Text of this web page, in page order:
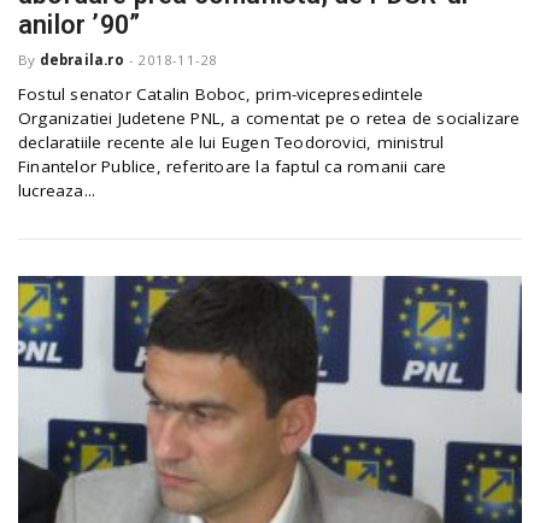
anilor ’90”
By debraila.ro - 2018-11-28
Fostul senator Catalin Boboc, prim-vicepresedintele
Organizatiei Judetene PNL, a comentat pe o retea de socializare
declaratiile recente ale lui Eugen Teodorovici, ministrul
Finantelor Publice, referitoare la faptul ca romanii care
lucreaza...